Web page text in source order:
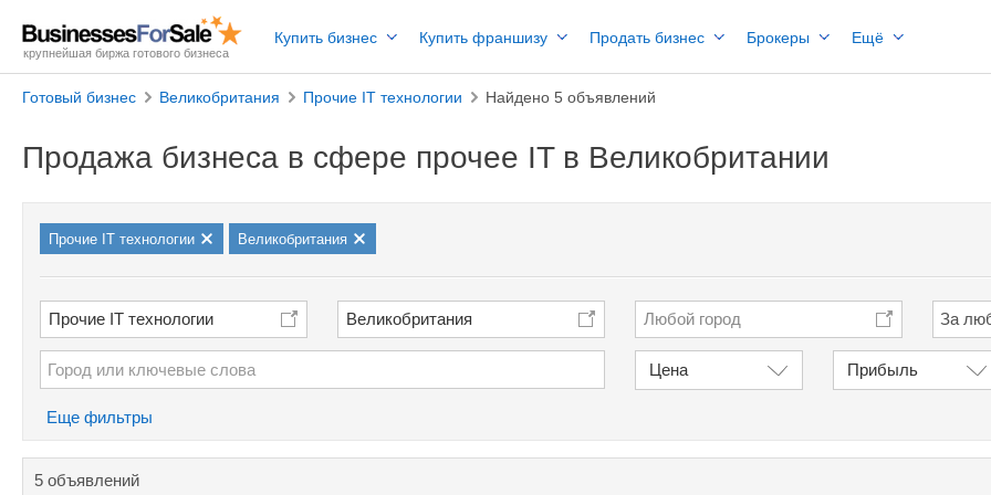
крупнейшая биржа готового бизнеса
Купить бизнес Купить франшизу Продать бизнес Брокеры Ещё
Готовый бизнес Великобритания Прочие IT технологии Найдено 5 объявлений
Продажа бизнеса в сфере прочее IT в Великобритании
Прочие IT технологии Великобритания
Прочие IT технологии Великобритания Любой город
Цена Прибыль
Еще фильтры
5 объявлений